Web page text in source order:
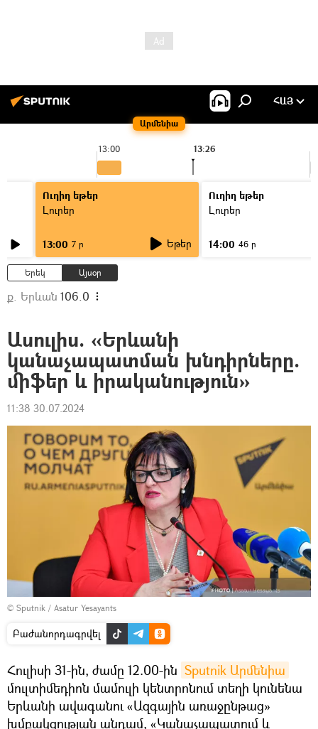
Արմենիա
ՀԱՅ
13:00 13:26
Ուղիղ եթեր
Լուրեր
13:00 7 ր Եթեր
Ուղիղ եթեր
Լուրեր
14:00 46 ր
Երեկ Այսօր
ք. Երևան 106.0
Ասուլիս. «Երևանի
կանաչապատման խնդիրները.
միֆեր և իրականություն»
11:38 30.07.2024
© Sputnik / Asatur Yesayants
Բաժանորդագրվել
Հուլիսի 31-ին, ժամը 12.00-ին Sputnik Արմենիա
մուլտիմեդիոն մամուլի կենտրոնում տեղի կունենա
Երևանի ավագանու «Ազգային առաջընթաց»
խմբակցության անդամ, «Կանաչապատում և